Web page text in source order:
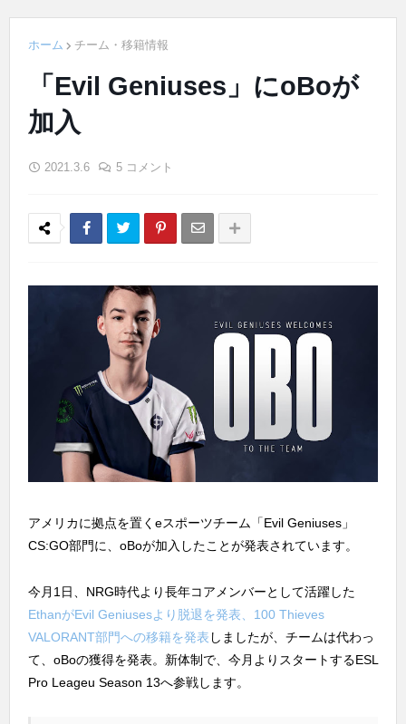
ホーム チーム・移籍情報
「Evil Geniuses」にoBoが
加入
2021.3.6 5 コメント
アメリカに拠点を置くeスポーツチーム「Evil Geniuses」
CS:GO部門に、oBoが加入したことが発表されています。
今月1日、NRG時代より長年コアメンバーとして活躍した
EthanがEvil Geniusesより脱退を発表、100 Thieves
VALORANT部門への移籍を発表 しましたが、チームは代わっ
て、oBoの獲得を発表。新体制で、今月よりスタートするESL
Pro Leageu Season 13へ参戦します。